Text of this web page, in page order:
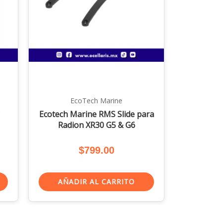
EcoTech Marine
Ecotech Marine RMS Slide para
Radion XR30 G5 & G6
$799.00
AÑADIR AL CARRITO